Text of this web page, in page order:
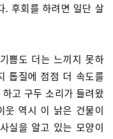
. 후회를 하려면 일단 살
쁨도 더는 느끼지 못하
톱질에 점점 더 속도를
고 구두 소리가 들려왔
웃 역시 이 낡은 건물이
실을 알고 있는 모양이